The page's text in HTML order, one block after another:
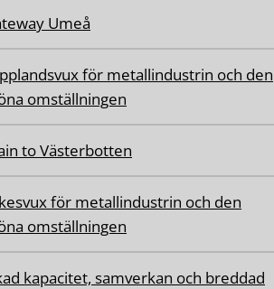
Umeå
för metallindustrin och den
omställningen
to Västerbotten
för metallindustrin och den
omställningen
kapacitet, samverkan och breddad